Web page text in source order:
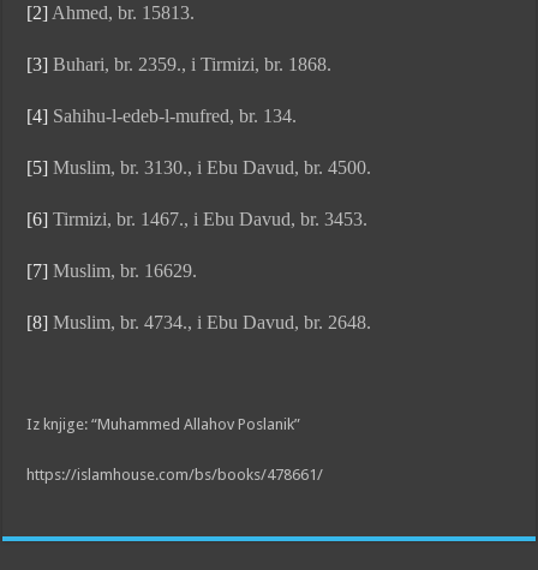
[2] Ahmed, br. 15813.
[3] Buhari, br. 2359., i Tirmizi, br. 1868.
[4] Sahihu-l-edeb-l-mufred, br. 134.
[5] Muslim, br. 3130., i Ebu Davud, br. 4500.
[6] Tirmizi, br. 1467., i Ebu Davud, br. 3453.
[7] Muslim, br. 16629.
[8] Muslim, br. 4734., i Ebu Davud, br. 2648.
Iz knjige: “Muhammed Allahov Poslanik”
https://islamhouse.com/bs/books/478661/